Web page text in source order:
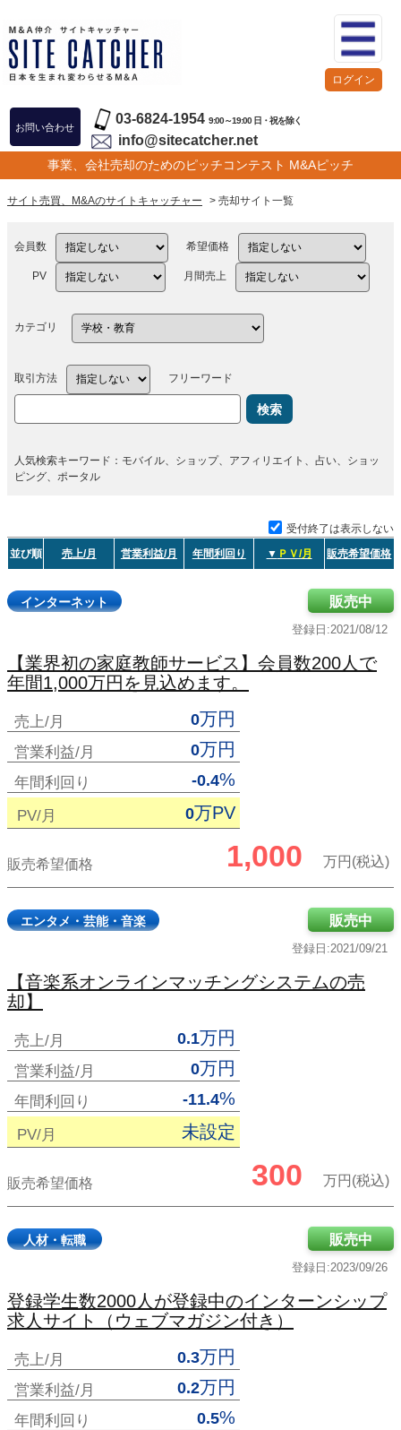
お問い合わせ
03-6824-1954 9:00～19:00 日・祝を除く
info@sitecatcher.net
事業、会社売却のためのピッチコンテスト M&Aピッチ
ログイン
サイト売買、M&Aのサイトキャッチャー > 売却サイト一覧
会員数 希望価格
PV 月間売上
カテゴリ
取引方法 フリーワード
検索
人気検索キーワード：モバイル、ショップ、アフィリエイト、占い、ショッ
ピング、ポータル
受付終了は表示しない
並び順
売上/月 営業利益/月 年間利回り ▼ ＰＶ/月 販売希望価格
インターネット
登録日:2021/08/12
販売中
【業界初の家庭教師サービス】会員数200人で
年間1,000万円を見込めます。
売上/月 0万円
営業利益/月 0万円
年間利回り -0.4%
PV/月 0万PV
販売希望価格 1,000 万円(税込)
エンタメ・芸能・音楽
登録日:2021/09/21
販売中
【音楽系オンラインマッチングシステムの売
却】
売上/月 0.1万円
営業利益/月 0万円
年間利回り -11.4%
PV/月 未設定
販売希望価格 300 万円(税込)
人材・転職
登録日:2023/09/26
販売中
登録学生数2000人が登録中のインターンシップ
求人サイト（ウェブマガジン付き）
売上/月 0.3万円
営業利益/月 0.2万円
年間利回り 0.5%